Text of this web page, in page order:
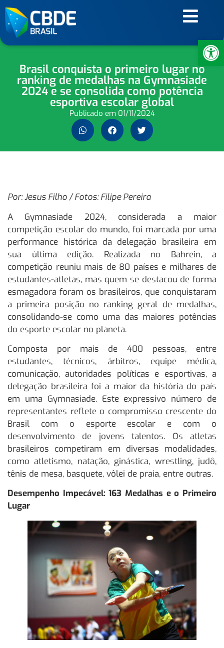
Brasil conquista o primeiro lugar no
ranking de medalhas na Gymnasiade
2024 e se consolida como potência
esportiva escolar global
Publicado em 01/11/2024
Por: Jesus Filho / Fotos: Filipe Pereira
A Gymnasiade 2024, considerada a maior
competição escolar do mundo, foi marcada por uma
performance histórica da delegação brasileira em
sua última edição. Realizada no Bahrein, a
competição reuniu mais de 80 países e milhares de
estudantes-atletas, mas quem se destacou de forma
esmagadora foram os brasileiros, que conquistaram
a primeira posição no ranking geral de medalhas,
consolidando-se como uma das maiores potências
do esporte escolar no planeta.
Composta por mais de 400 pessoas, entre
estudantes, técnicos, árbitros, equipe médica,
comunicação, autoridades políticas e esportivas, a
delegação brasileira foi a maior da história do país
em uma Gymnasiade. Este expressivo número de
representantes reflete o compromisso crescente do
Brasil com o esporte escolar e com o
desenvolvimento de jovens talentos. Os atletas
brasileiros competiram em diversas modalidades,
como atletismo, natação, ginástica, wrestling, judô,
tênis de mesa, basquete, vôlei de praia, entre outras.
Desempenho Impecável: 163 Medalhas e o Primeiro
Lugar